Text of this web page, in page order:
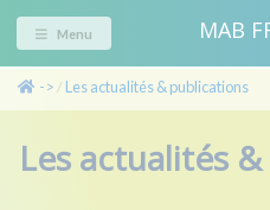
Menu MAB
-> / Les actualités & publications
Les actualités